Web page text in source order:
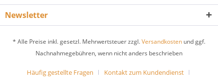
Newsletter
* Alle Preise inkl. gesetzl. Mehrwertsteuer zzgl.Versandkosten und ggf.
Nachnahmegebühren, wenn nicht anders beschrieben
Häufig gestellte Fragen
Kontakt zum Kundendienst